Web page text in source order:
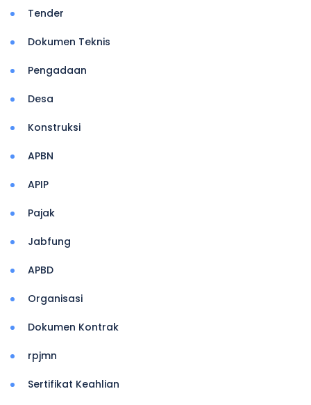
Tender
Dokumen Teknis
Pengadaan
Desa
Konstruksi
APBN
APIP
Pajak
Jabfung
APBD
Organisasi
Dokumen Kontrak
rpjmn
Sertifikat Keahlian